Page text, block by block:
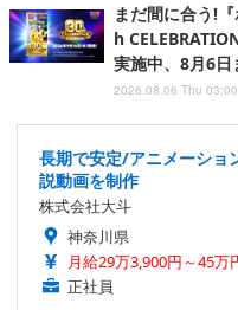
まだ間に合う!
h
実施中、8月6日
2026.08.06 Thu 03:00
長期で安定/アニメーショ
説動画を制作
株式会社大斗
神奈川県
月給29万3,900円～45万
正社員